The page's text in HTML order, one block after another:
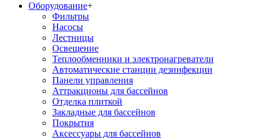
Оборудование+
Фильтры
Насосы
Лестницы
Освещение
Теплообменники и электронагреватели
Автоматические станции дезинфекции
Панели управления
Аттракционы для бассейнов
Отделка плиткой
Закладные для бассейнов
Покрытия
Аксессуары для бассейнов